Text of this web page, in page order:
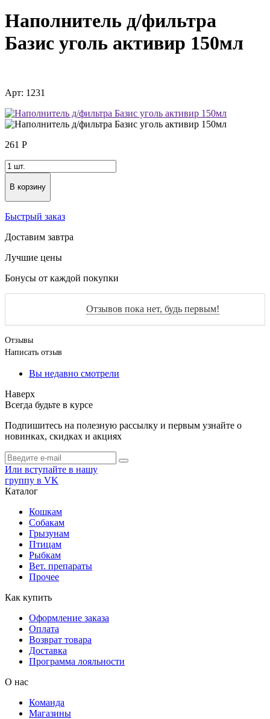
Наполнитель д/фильтра
Базис уголь активир 150мл
Арт: 1231
261 Р
В корзину
Быстрый заказ
Доставим завтра
Лучшие цены
Бонусы от каждой покупки
Отзывов пока нет, будь первым!
Отзывы
Написать отзыв
Вы недавно смотрели
Наверх
Всегда будьте в курсе
Подпишитесь на полезную рассылку и первым узнайте о
новинках, скидках и акциях
Или вступайте в нашу
группу в VK
Каталог
Кошкам
Собакам
Грызунам
Птицам
Рыбкам
Вет. препараты
Прочее
Как купить
Оформление заказа
Оплата
Возврат товара
Доставка
Программа лояльности
О нас
Команда
Магазины